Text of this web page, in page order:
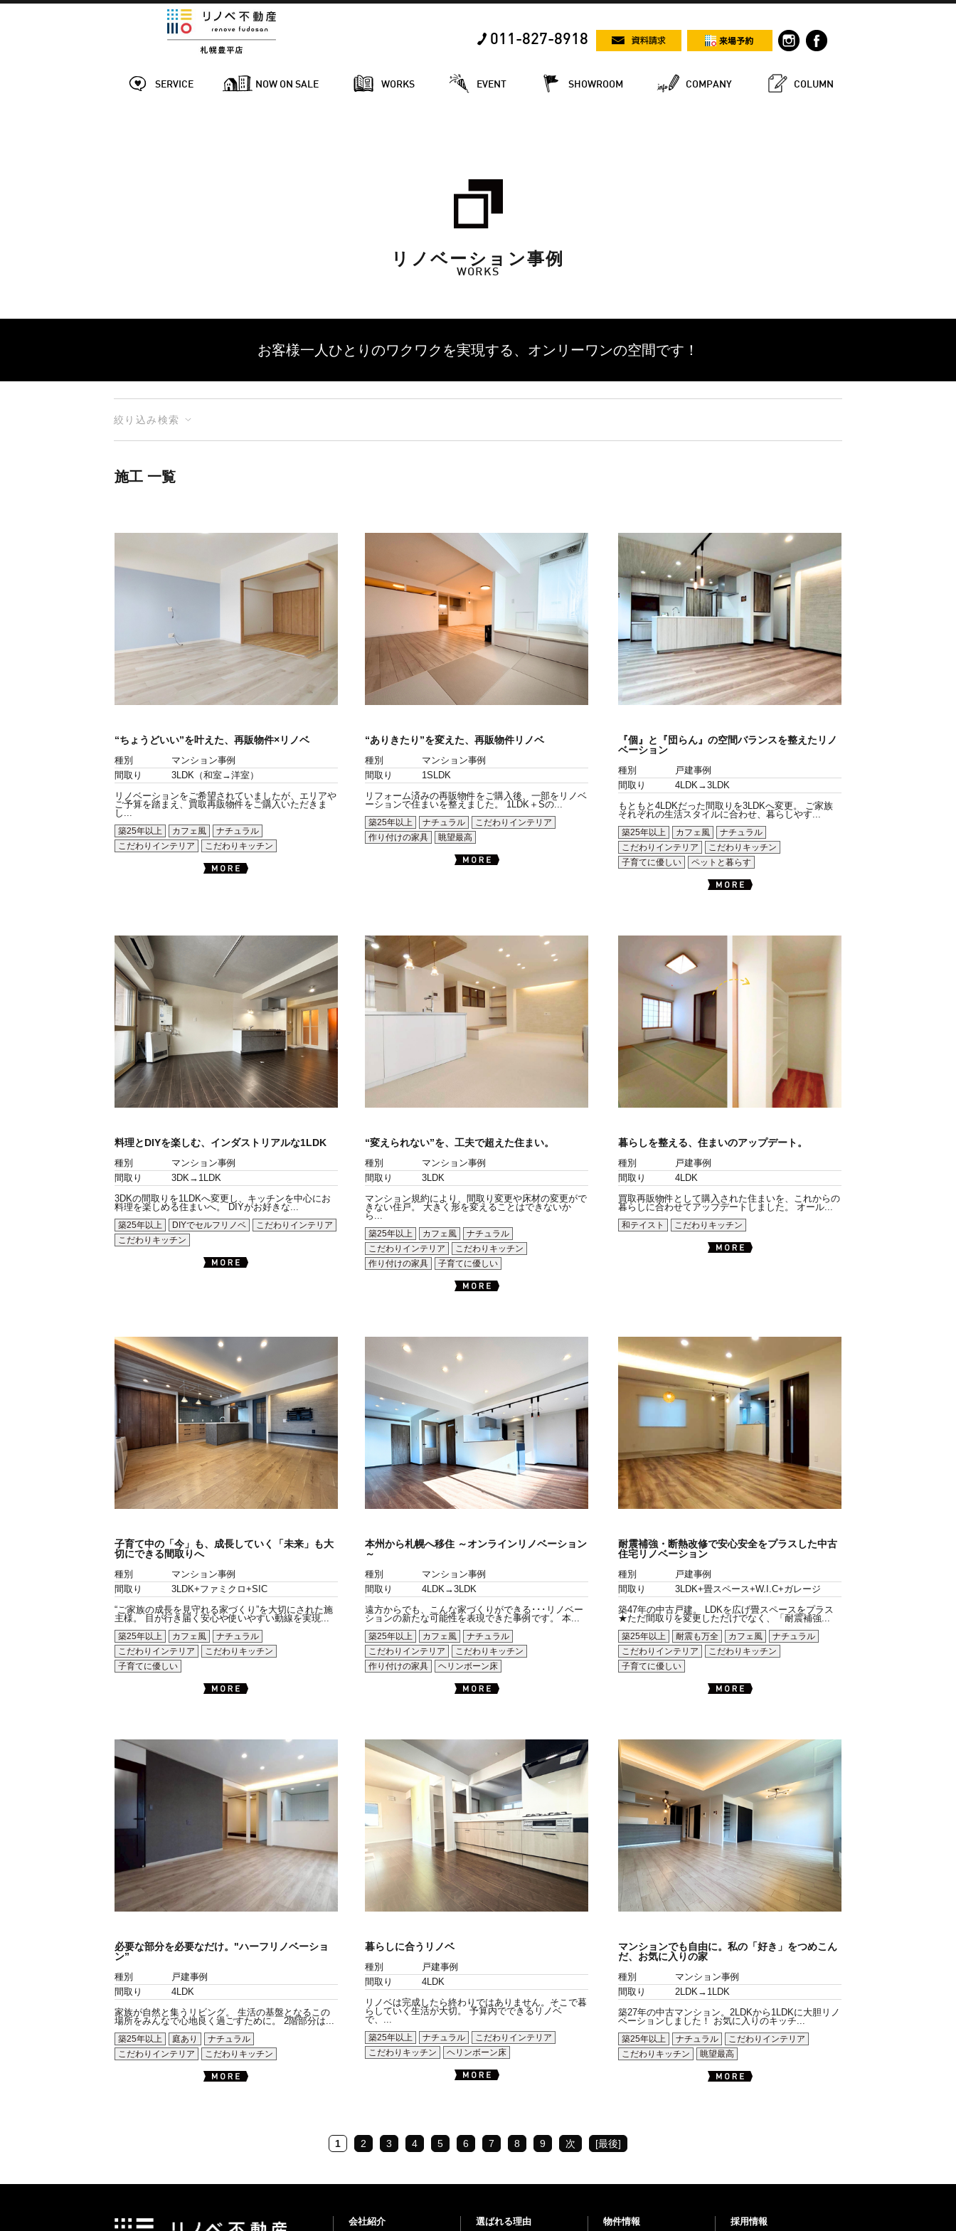
011-827-8918
SERVICE NOW ON SALE WORKS EVENT SHOWROOM COMPANY COLUMN
リノベーション事例
WORKS
お客様一人ひとりのワクワクを実現する、 オンリーワンの空間です！
絞り込み検索
施工 一覧
“ちょうどいい”を叶えた、再販物件×リノベ
種別
マンション事例
間取り
3LDK（和室→洋室）
リノベーションをご希望されていましたが、エリアや
ご予算を踏まえ、買取再販物件をご購入いただきま
し...
築25年以上
カフェ風
ナチュラル
こだわりインテリア
こだわりキッチン
“ありきたり”を変えた、再販物件リノベ
種別
マンション事例
間取り
1SLDK
リフォーム済みの再販物件をご購入後、一部をリノベ
ーションで住まいを整えました。 1LDK＋Sの...
築25年以上
ナチュラル
こだわりインテリア
作り付けの家具
眺望最高
『個』と『団らん』の空間バランスを整えたリノ
ベーション
種別
戸建事例
間取り
4LDK→3LDK
もともと4LDKだった間取りを3LDKへ変更。 ご家族
それぞれの生活スタイルに合わせ、暮らしやす...
築25年以上
カフェ風
ナチュラル
こだわりインテリア
こだわりキッチン
子育てに優しい
ペットと暮らす
料理とDIYを楽しむ、インダストリアルな1LDK
種別
マンション事例
間取り
3DK→1LDK
3DKの間取りを1LDKへ変更し、キッチンを中心にお
料理を楽しめる住まいへ。 DIYがお好きな...
築25年以上
DIYでセルフリノベ
こだわりインテリア
こだわりキッチン
“変えられない”を、工夫で超えた住まい。
種別
マンション事例
間取り
3LDK
マンション規約により、間取り変更や床材の変更がで
きない住戸。 大きく形を変えることはできないか
ら...
築25年以上
カフェ風
ナチュラル
こだわりインテリア
こだわりキッチン
作り付けの家具
子育てに優しい
暮らしを整える、住まいのアップデート。
種別
戸建事例
間取り
4LDK
買取再販物件として購入された住まいを、これからの
暮らしに合わせてアップデートしました。 オール...
和テイスト
こだわりキッチン
子育て中の「今」も、成長していく「未来」も大
切にできる間取りへ
種別
マンション事例
間取り
3LDK+ファミクロ+SIC
“ご家族の成長を見守れる家づくり”を大切にされた施
主様。 目が行き届く安心や使いやすい動線を実現...
築25年以上
カフェ風
ナチュラル
こだわりインテリア
こだわりキッチン
子育てに優しい
本州から札幌へ移住 ～オンラインリノベーション
～
種別
マンション事例
間取り
4LDK→3LDK
遠方からでも、こんな家づくりができる･･･リノベー
ションの新たな可能性を表現できた事例です。 本...
築25年以上
カフェ風
ナチュラル
こだわりインテリア
こだわりキッチン
作り付けの家具
ヘリンボーン床
耐震補強・断熱改修で安心安全をプラスした中古
住宅リノベーション
種別
戸建事例
間取り
3LDK+畳スペース+W.I.C+ガレージ
築47年の中古戸建。 LDKを広げ畳スペースをプラス
★ただ間取りを変更しただけでなく、「耐震補強...
築25年以上
耐震も万全 カフェ風
ナチュラル
こだわりインテリア
こだわりキッチン
子育てに優しい
必要な部分を必要なだけ。"ハーフリノベーショ
ン”
種別
戸建事例
間取り
4LDK
家族が自然と集うリビング。 生活の基盤となるこの
場所をみんなで心地良く過ごすために。 2階部分は...
築25年以上
庭あり
ナチュラル
こだわりインテリア
こだわりキッチン
暮らしに合うリノベ
種別
戸建事例
間取り
4LDK
リノベは完成したら終わりではありません。そこで暮
らしていく生活が大切。 予算内でできるリノベ
で、...
築25年以上
ナチュラル
こだわりインテリア
こだわりキッチン
ヘリンボーン床
マンションでも自由に。私の「好き」をつめこん
だ、お気に入りの家
種別
マンション事例
間取り
2LDK→1LDK
築27年の中古マンション。2LDKから1LDKに大胆リノ
ベーションしました！ お気に入りのキッチ...
築25年以上
ナチュラル
こだわりインテリア
こだわりキッチン
眺望最高
1 2 3 4 5 6 7 8 9 次 [最後]
会社紹介 選ばれる理由 物件情報 採用情報